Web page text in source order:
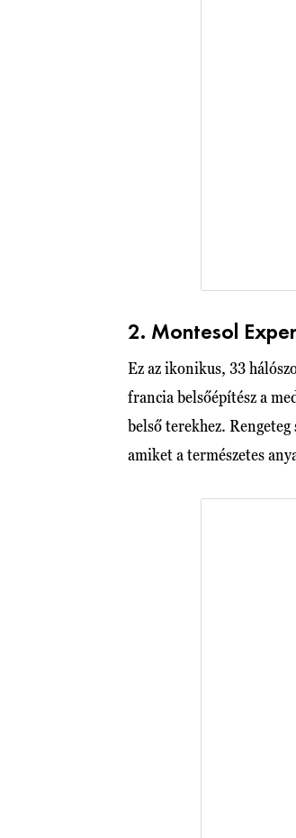
2. Montesol
Ez az ikonikus, 33
francia belsőépítész a
belső terekhez.
amiket a természetes